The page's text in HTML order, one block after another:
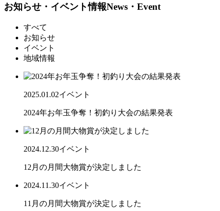
お知らせ・イベント情報News・Event
すべて
お知らせ
イベント
地域情報
2025.01.02イベント
2024年お年玉争奪！初釣り大会の結果発表
2024.12.30イベント
12月の月間大物賞が決定しました
2024.11.30イベント
11月の月間大物賞が決定しました